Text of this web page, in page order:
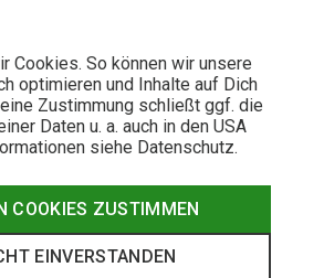
Cookies. So können wir unsere
optimieren und Inhalte auf Dich
Zustimmung schließt ggf. die
Daten u. a. auch in den USA
siehe Datenschutz.
COOKIES ZUSTIMMEN
EINVERSTANDEN
Outdoor & Trekking Shop